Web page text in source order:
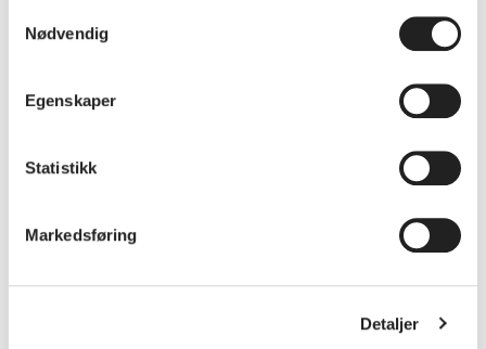
Nødvendig
Egenskaper
Statistikk
Markedsføring
Detaljer